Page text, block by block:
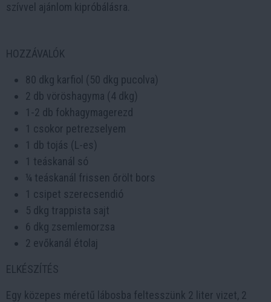
szívvel ajánlom kipróbálásra.
HOZZÁVALÓK
80 dkg karfiol (50 dkg pucolva)
2 db vöröshagyma (4 dkg)
1-2 db fokhagymagerezd
1 csokor petrezselyem
1 db tojás (L-es)
1 teáskanál só
¼ teáskanál frissen őrölt bors
1 csipet szerecsendió
5 dkg trappista sajt
6 dkg zsemlemorzsa
2 evőkanál étolaj
ELKÉSZÍTÉS
Egy közepes méretű lábosba feltesszünk 2 liter vizet, 2